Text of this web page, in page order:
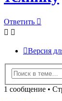
Ответить
Версия
1 сообщение •